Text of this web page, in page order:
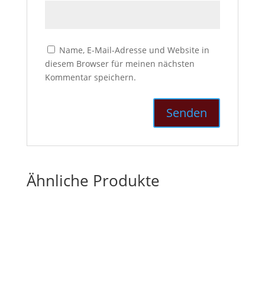
Name, E-Mail-Adresse und Website in
diesem Browser für meinen nächsten
Kommentar speichern.
Ähnliche Produkte